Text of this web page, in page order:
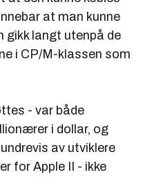
at man kunne
gikk langt utenpå de
i CP/M-klassen som
- var både
i dollar, og
av utviklere
for Apple II - ikke